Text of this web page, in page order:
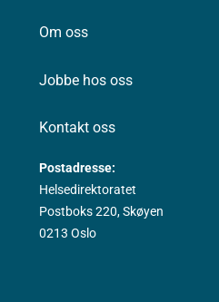
Om oss
Jobbe hos oss
Kontakt oss
Postadresse:
Helsedirektoratet
Postboks 220, Skøyen
0213 Oslo